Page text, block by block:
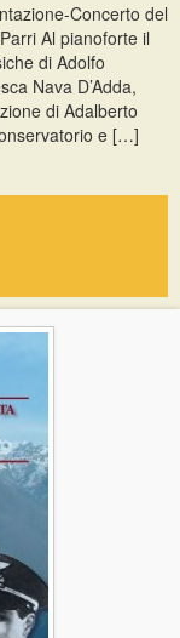
Concerto del
Al pianoforte il
di Adolfo
Nava D’Adda,
di Adalberto
e […]